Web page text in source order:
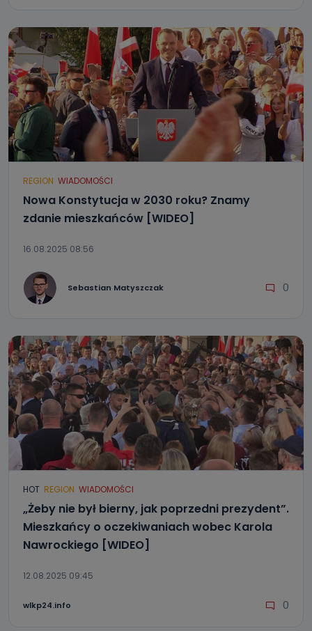
REGION WIADOMOŚCI
Nowa Konstytucja w 2030 roku? Znamy
zdanie mieszkańców [WIDEO]
16.08.2025 08:56
Sebastian Matyszczak 0
HOT REGION WIADOMOŚCI
„Żeby nie był bierny, jak poprzedni prezydent”.
Mieszkańcy o oczekiwaniach wobec Karola
Nawrockiego [WIDEO]
12.08.2025 09:45
wlkp24.info 0